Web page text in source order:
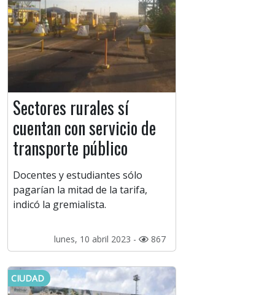
Sectores rurales sí
cuentan con servicio de
transporte público
Docentes y estudiantes sólo
pagarían la mitad de la tarifa,
indicó la gremialista.
lunes, 10 abril 2023 - 867
CIUDAD